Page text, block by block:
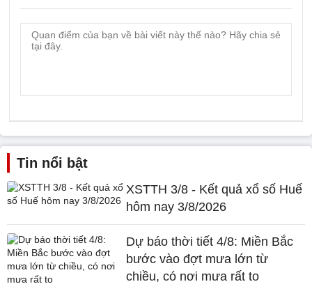
Tin nổi bật
XSTTH 3/8 - Kết quả xổ số Huế
hôm nay 3/8/2026
Dự báo thời tiết 4/8: Miền Bắc
bước vào đợt mưa lớn từ
chiều, có nơi mưa rất to